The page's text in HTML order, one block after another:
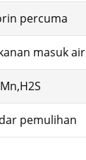
percuma
masuk air
pemulihan